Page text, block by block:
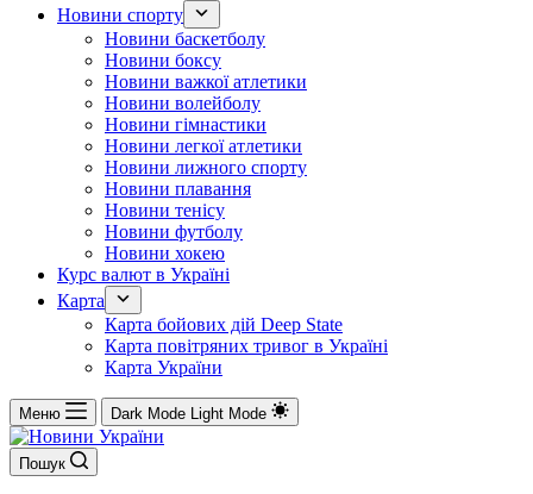
Новини спорту
Новини баскетболу
Новини боксу
Новини важкої атлетики
Новини волейболу
Новини гімнастики
Новини легкої атлетики
Новини лижного спорту
Новини плавання
Новини тенісу
Новини футболу
Новини хокею
Курс валют в Україні
Карта
Карта бойових дій Deep State
Карта повітряних тривог в Україні
Карта України
Меню Dark Mode Light Mode
Пошук